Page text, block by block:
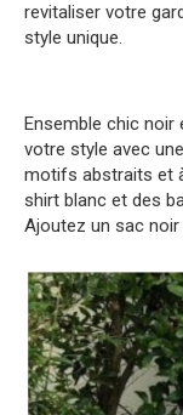
revitaliser votre
style unique.
Ensemble chic noir
votre style avec
motifs abstraits et
shirt blanc et des
Ajoutez un sac noir